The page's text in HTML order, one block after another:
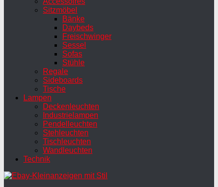
Sitzmöbel
Bänke
Daybeds
Freischwinger
Sessel
Sofas
Stühle
Regale
Sideboards
Tische
Lampen
Deckenleuchten
Industrielampen
Pendelleuchten
Stehleuchten
Tischleuchten
Wandleuchten
Technik